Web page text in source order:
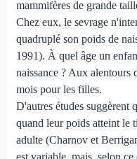
mammifères de grande
Chez eux, le sevrage
quadruplé son poids de
1991). À quel âge un
naissance ? Aux alentours
mois pour les filles.
D'autres études suggèrent
quand leur poids atteint le
adulte (Charnov et
est variable, mais, selon